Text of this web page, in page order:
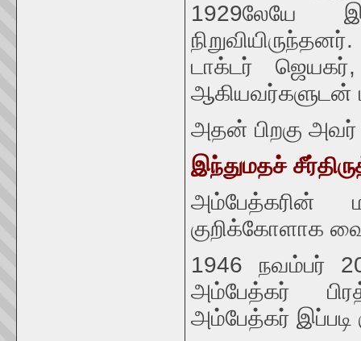
1929லேயே
டாக்டர்
ஆகியவர்களுடன்
அதன் பிறகு அவர்
இந்துமதச்
அம்பேத்கரின்
குறிக்கோளாக
1946 நவம்பர்
அம்பேத்கர்
அம்பேத்கர் இப்படி